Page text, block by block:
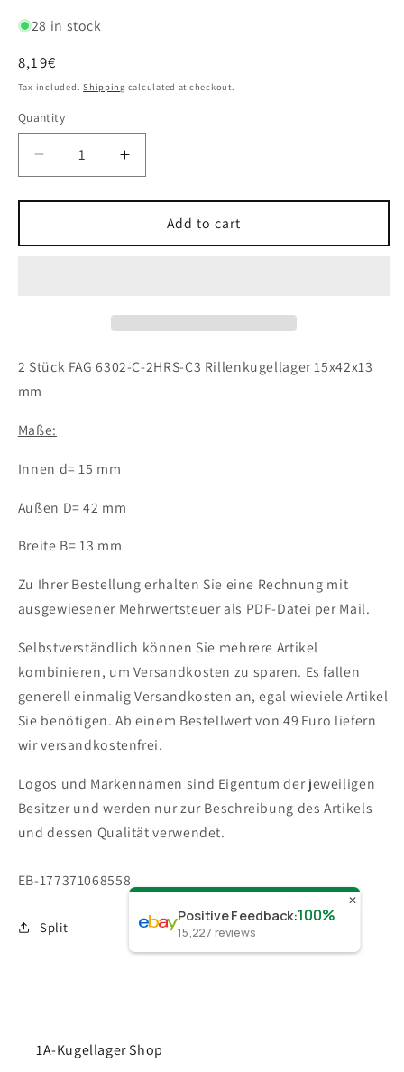
28 in stock
Regular
price
8,19€
Tax included.Shipping calculated at checkout.
Quantity
Decrease
quantity
for
FAG
15x42x13
Kugellager
6302
2RSH
Increase
quantity
for
FAG
C3
15x42x13
Add to cart
2 Stück FAG 6302-C-2HRS-C3 Rillenkugellager 15x42x13
mm
Maße:
Innen d= 15 mm
Außen D= 42 mm
Breite B= 13 mm
Zu Ihrer Bestellung erhalten Sie eine Rechnung mit
ausgewiesener Mehrwertsteuer als PDF-Datei per Mail.
Selbstverständlich können Sie mehrere Artikel
kombinieren, um Versandkosten zu sparen. Es fallen
generell einmalig Versandkosten an, egal wieviele Artikel
Sie benötigen.Ab einem Bestellwert von 49 Euro liefern
wir versandkostenfrei.
Logos und Markennamen sind Eigentum der jeweiligen
Besitzer und werden nur zur Beschreibung des Artikels
und dessen Qualität verwendet.
SKU:
EB-177371068558
Split
✕
Positive Feedback:100%
15,227 reviews
1A-Kugellager Shop